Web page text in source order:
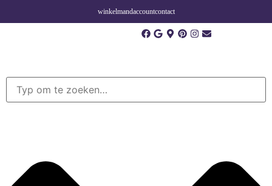
winkelmandaccountcontact